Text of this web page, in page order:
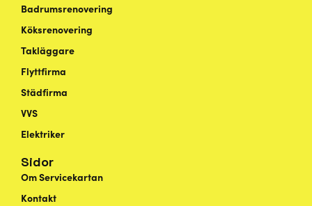
Badrumsrenovering
Köksrenovering
Takläggare
Flyttfirma
Städfirma
VVS
Elektriker
Sidor
Om Servicekartan
Kontakt